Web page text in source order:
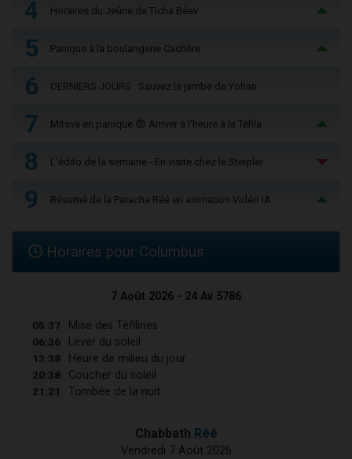
4 Horaires du Jeûne de Ticha Béav
5 Panique à la boulangerie Cachère
6 DERNIERS JOURS : Sauvez la jambe de Yohan
7 Mitsva en panique 😨 Arriver à l'heure à la Téfila
8 L'édito de la semaine - En visite chez le Steipler
9 Résumé de la Paracha Réé en animation Vidéo IA
Horaires pour Columbus
7 Août 2026 - 24 Av 5786
05:37 Mise des Téfilines
06:36 Lever du soleil
13:38 Heure de milieu du jour
20:38 Coucher du soleil
21:21 Tombée de la nuit
Chabbath Réé
Vendredi 7 Août 2026